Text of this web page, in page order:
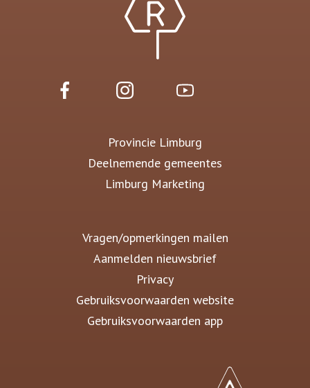
Provincie Limburg
Deelnemende gemeentes
Limburg Marketing
Vragen/opmerkingen mailen
Aanmelden nieuwsbrief
Privacy
Gebruiksvoorwaarden website
Gebruiksvoorwaarden app